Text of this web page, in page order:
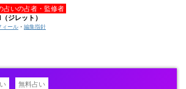
占いの占者・監修者
ジレット）
ィール ・ 編集指針
無料占い